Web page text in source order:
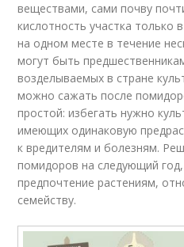
веществами, сами почву
кислотность участка только
на одном месте в течение
могут быть
возделываемых в стране
можно сажать после
простой: избегать нужно
имеющих одинаковую
к вредителям и болезням.
помидоров на следующий
предпочтение растениям,
семейству.